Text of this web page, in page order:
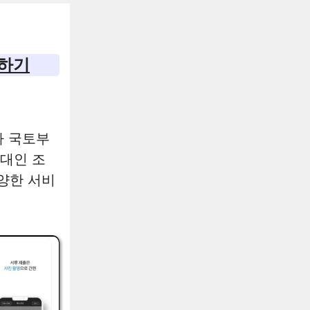
기
국토부
인 조
한 서비